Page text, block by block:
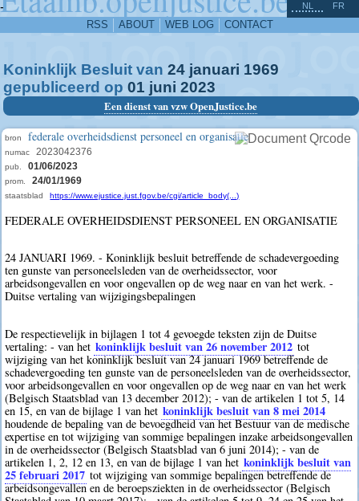
-
RSS ABOUT WEB LOG CONTACT
NL FR
Koninklijk Besluit van 24 januari 1969
gepubliceerd op 01 juni 2023
Een dienst van vzw OpenJustice.be
bron federale overheidsdienst personeel en organisatie
numac 2023042376
pub. 01/06/2023
prom. 24/01/1969
staatsblad https://www.ejustice.just.fgov.be/cgi/article_body(...)
FEDERALE OVERHEIDSDIENST PERSONEEL EN ORGANISATIE
24 JANUARI 1969. - Koninklijk besluit betreffende de schadevergoeding
ten gunste van personeelsleden van de overheidssector, voor
arbeidsongevallen en voor ongevallen op de weg naar en van het werk. -
Duitse vertaling van wijzigingsbepalingen
De respectievelijk in bijlagen 1 tot 4 gevoegde teksten zijn de Duitse
vertaling: - van het koninklijk besluit van 26 november 2012 tot
wijziging van het koninklijk besluit van 24 januari 1969 betreffende de
schadevergoeding ten gunste van de personeelsleden van de overheidssector,
voor arbeidsongevallen en voor ongevallen op de weg naar en van het werk
(Belgisch Staatsblad van 13 december 2012); - van de artikelen 1 tot 5, 14
en 15, en van de bijlage 1 van het koninklijk besluit van 8 mei 2014
houdende de bepaling van de bevoegdheid van het Bestuur van de medische
expertise en tot wijziging van sommige bepalingen inzake arbeidsongevallen
in de overheidssector (Belgisch Staatsblad van 6 juni 2014); - van de
artikelen 1, 2, 12 en 13, en van de bijlage 1 van het koninklijk besluit van
25 februari 2017 tot wijziging van sommige bepalingen betreffende de
arbeidsongevallen en de beroepsziekten in de overheidssector (Belgisch
^